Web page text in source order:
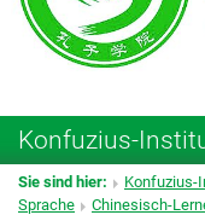
Konfuzius-
Sie sind hier: Konfuzius-
Sprache
Chinesisch-